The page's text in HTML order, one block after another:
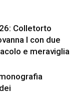
Colletorto
I con due
e meraviglia